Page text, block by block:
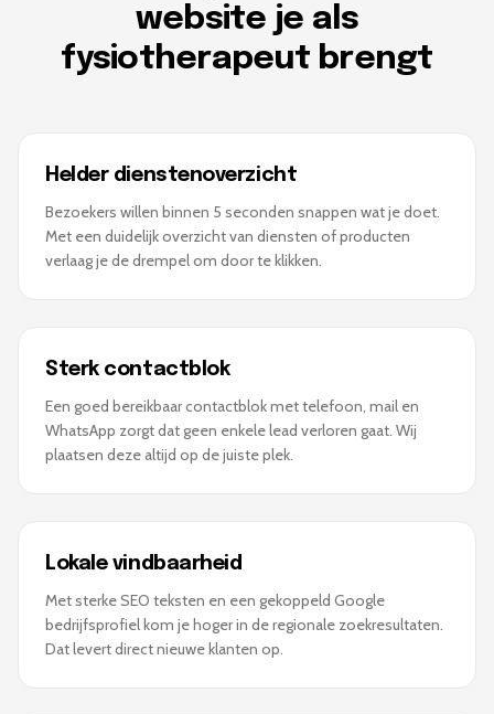
website je als
fysiotherapeut brengt
Helder dienstenoverzicht
Bezoekers willen binnen 5 seconden snappen wat je doet.
Met een duidelijk overzicht van diensten of producten
verlaag je de drempel om door te klikken.
Sterk contactblok
Een goed bereikbaar contactblok met telefoon, mail en
WhatsApp zorgt dat geen enkele lead verloren gaat. Wij
plaatsen deze altijd op de juiste plek.
Lokale vindbaarheid
Met sterke SEO teksten en een gekoppeld Google
bedrijfsprofiel kom je hoger in de regionale zoekresultaten.
Dat levert direct nieuwe klanten op.